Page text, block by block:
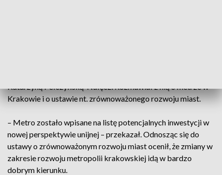
Katarzyną Pełczyńską-Nałęcz. Rozmawiał z nią o metrze w
Krakowie i o ustawie nt. zrównoważonego rozwoju miast.
– Metro zostało wpisane na listę potencjalnych inwestycji w
nowej perspektywie unijnej – przekazał. Odnosząc się do
ustawy o zrównoważonym rozwoju miast ocenił, że zmiany w
zakresie rozwoju metropolii krakowskiej idą w bardzo
dobrym kierunku.